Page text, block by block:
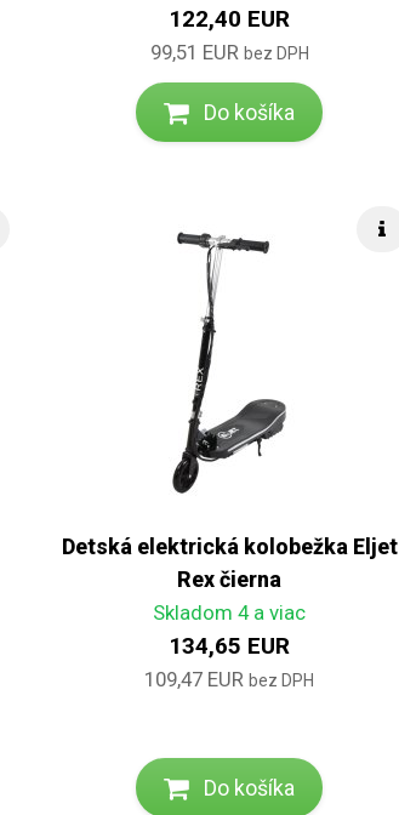
122,40 EUR
99,51 EUR bez DPH
Do košíka
Detská elektrická kolobežka Eljet
Rex čierna
Skladom 4 a viac
134,65 EUR
109,47 EUR bez DPH
Do košíka